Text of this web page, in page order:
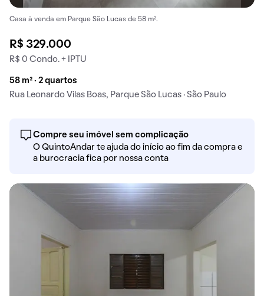
Casa à venda em Parque São Lucas de 58 m².
R$ 329.000
R$ 0 Condo. + IPTU
58 m² · 2 quartos
Rua Leonardo Vilas Boas, Parque São Lucas · São Paulo
Compre seu imóvel sem complicação
O QuintoAndar te ajuda do início ao fim da compra e
a burocracia fica por nossa conta